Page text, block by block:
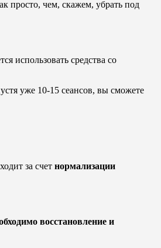
просто, чем, скажем, убрать под
использовать средства со
уже 10-15 сеансов, вы сможете
за счет нормализации
восстановление и